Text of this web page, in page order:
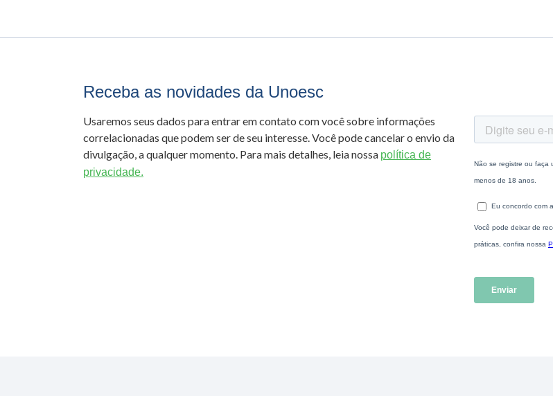
Receba as novidades da Unoesc
Usaremos seus dados para entrar em contato com você sobre informações
correlacionadas que podem ser de seu interesse. Você pode cancelar o envio da
divulgação, a qualquer momento. Para mais detalhes, leia nossa política de
privacidade.